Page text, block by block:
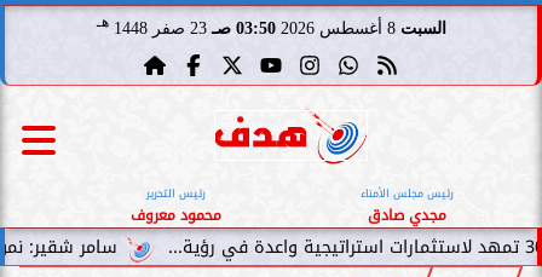
السبت 8 أغسطس 2026 03:50 صـ 23 صفر 1448 هـ
رئيس مجلس الأمناء
مجدي صادق
رئيس التحرير
محمود معروف
سامر شقير: نمو صناديق